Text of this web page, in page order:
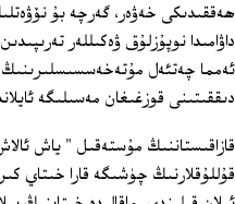
ھەققىدىكى خەۋەر، گەرچە بۇ
داۋامىدا نوپۇزلۇق ۋەكىللەر
ئەمما چەتئەل مۇتەخەسسىسلىرىنىڭ
دىققىتىنى قوزغىغان مەسىلىگە
قازاقىستاننىڭ مۇستەقىل " ياش
قۇللۇقلارنىڭ چۈشىگە قارا خىتاي